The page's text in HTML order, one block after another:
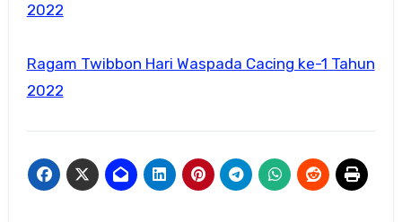
2022
Ragam Twibbon Hari Waspada Cacing ke-1 Tahun
2022